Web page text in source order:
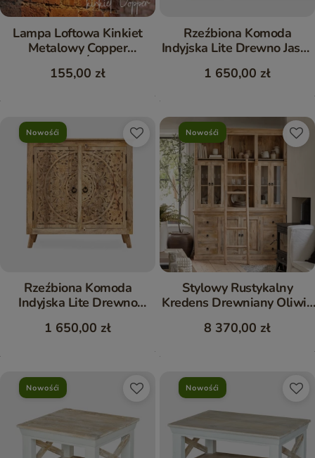
Lampa Loftowa Kinkiet
Metalowy Copper
Sufitowy
155,00 zł
Rzeźbiona Komoda
Indyjska Lite Drewno Jasny
1 650,00 zł
Rzeźbiona Komoda
Indyjska Lite Drewno
1 650,00 zł
Nowośći
Stylowy Rustykalny
Kredens Drewniany Oliwia
8 370,00 zł
Nowośći
Nowośći Nowośći